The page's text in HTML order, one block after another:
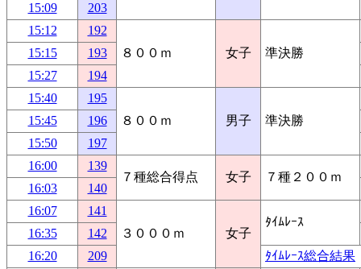
15:09
203
15:12
192
８００ｍ
女子 準決勝
15:15
193
15:27
194
15:40
195
８００ｍ
男子 準決勝
15:45
196
15:50
197
16:00
139
７種総合得点
女子
７種２００ｍ
16:03
140
16:07
141
３０００ｍ
女子
ﾀｲﾑﾚｰｽ
16:35
142
16:20
209
ﾀｲﾑﾚｰｽ総合結果